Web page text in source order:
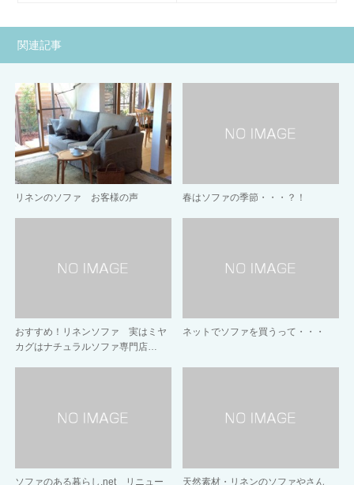
関連記事
リネンのソファ お客様の声 春はソファの季節・・・？！
おすすめ！リネンソファ 実はミヤ
カグはナチュラルソファ専門店…
ネットでソファを買うって・・・
ソファのある暮らし.net リニュー 天然素材・リネンのソファやさん